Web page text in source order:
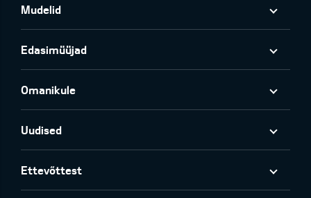
Mudelid
Edasimüüjad
Omanikule
Uudised
Ettevõttest